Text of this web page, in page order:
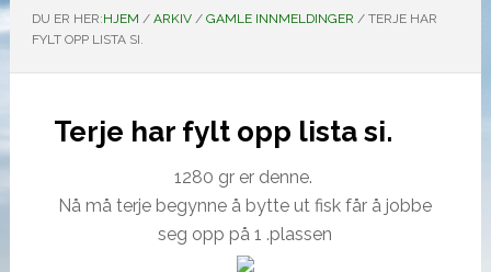
DU ER HER:HJEM / ARKIV / GAMLE INNMELDINGER /TERJE HAR
FYLT OPP LISTA SI.
Terje har fylt opp lista si.
1280 gr er denne.
Nå må terje begynne å bytte ut fisk får å jobbe
seg opp på 1 .plassen